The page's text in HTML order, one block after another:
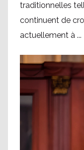
traditionnelles
continuent de
actuellement à ...